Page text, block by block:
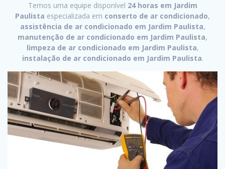
Temos uma equipe disponível 24 horas em Jardim
Paulista especializada em conserto de ar condicionado,
assistência de ar condicionado em Jardim Paulista,
manutenção de ar condicionado em Jardim Paulista,
limpeza de ar condicionado em Jardim Paulista,
instalação de ar condicionado em Jardim Paulista.